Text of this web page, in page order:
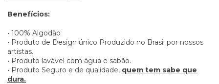
Benefícios:
• 100% Algodão
• Produto de Design único Produzido no Brasil por nossos
artistas.
• Produto lavável com água e sabão.
• Produto Seguro e de qualidade, quem tem sabe que
dura.